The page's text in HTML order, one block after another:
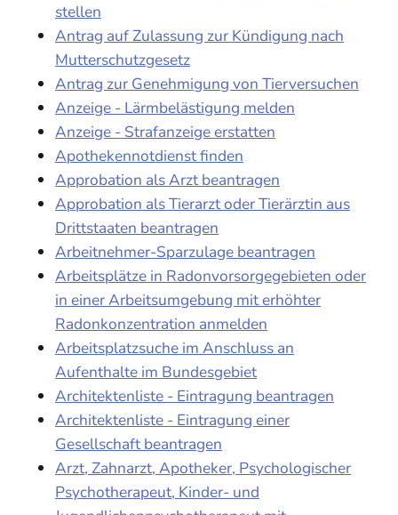
stellen
Antrag auf Zulassung zur Kündigung nach
Mutterschutzgesetz
Antrag zur Genehmigung von Tierversuchen
Anzeige - Lärmbelästigung melden
Anzeige - Strafanzeige erstatten
Apothekennotdienst finden
Approbation als Arzt beantragen
Approbation als Tierarzt oder Tierärztin aus
Drittstaaten beantragen
Arbeitnehmer-Sparzulage beantragen
Arbeitsplätze in Radonvorsorgegebieten oder
in einer Arbeitsumgebung mit erhöhter
Radonkonzentration anmelden
Arbeitsplatzsuche im Anschluss an
Aufenthalte im Bundesgebiet
Architektenliste - Eintragung beantragen
Architektenliste - Eintragung einer
Gesellschaft beantragen
Arzt, Zahnarzt, Apotheker, Psychologischer
Psychotherapeut, Kinder- und